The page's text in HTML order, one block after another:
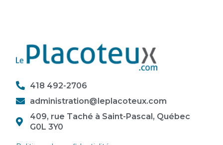
418 492-2706
administration@leplacoteux.com
409, rue Taché à Saint-Pascal, Québec
G0L 3Y0